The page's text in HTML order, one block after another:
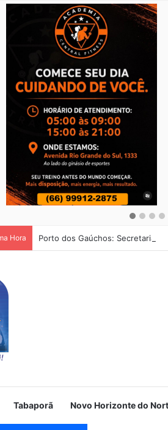
Hora Porto dos Gaúchos: Secretaria
Tabaporã Novo Horizonte do